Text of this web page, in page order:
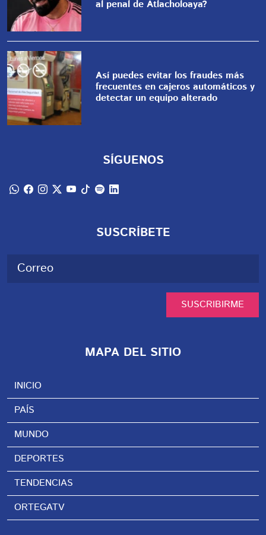
al penal de Atlacholoaya?
Así puedes evitar los fraudes más
frecuentes en cajeros automáticos y
detectar un equipo alterado
SÍGUENOS
SUSCRÍBETE
SUSCRIBIRME
MAPA DEL SITIO
INICIO
PAÍS
MUNDO
DEPORTES
TENDENCIAS
ORTEGATV